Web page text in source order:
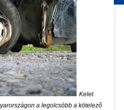
Kelet
a legolcsóbb a kötelező